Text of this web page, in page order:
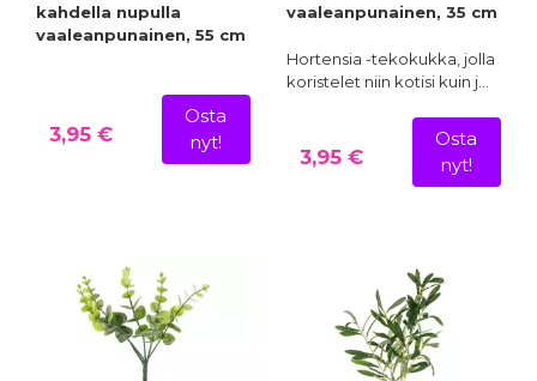
kahdella nupulla
vaaleanpunainen, 55 cm
3,95 €
Osta
nyt!
vaaleanpunainen, 35 cm
Hortensia -tekokukka, jolla
koristelet niin kotisi kuin j…
3,95 €
Osta
nyt!